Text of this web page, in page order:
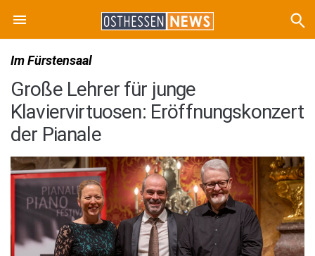
Im Fürstensaal
Große Lehrer für junge
Klaviervirtuosen: Eröffnungskonzert
der Pianale